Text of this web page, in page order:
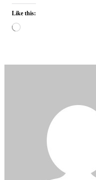
Like this:
Loading…